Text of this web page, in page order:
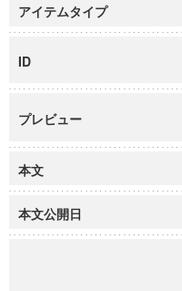
博士課程教育リーデ
アイテムタイプ
ID
プレビュー
本文
本文公開日